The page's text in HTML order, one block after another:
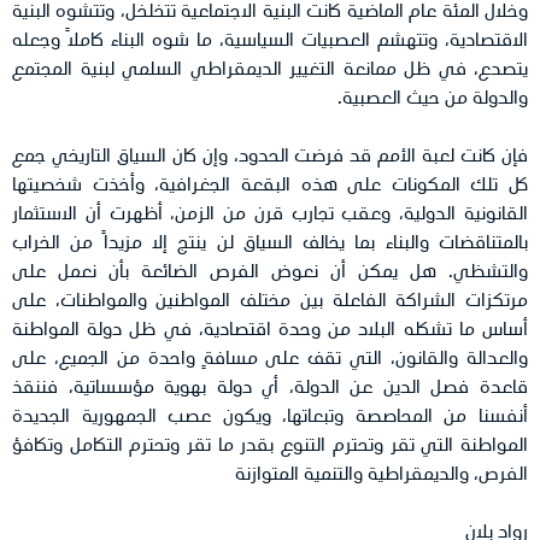
وخلال المئة عام الماضية كانت البنية الاجتماعية تتخلخل، وتتشوه البنية
الاقتصادية، وتتهشم العصبيات السياسية، ما شوه البناء كاملاً وجعله
يتصدع، في ظل ممانعة التغيير الديمقراطي السلمي لبنية المجتمع
والدولة من حيث العصبية.
فإن كانت لعبة الأمم قد فرضت الحدود، وإن كان السياق التاريخي جمع
كل تلك المكونات على هذه البقعة الجغرافية، وأخذت شخصيتها
القانونية الدولية، وعقب تجارب قرن من الزمن، أظهرت أن الاستثمار
بالمتناقضات والبناء بما يخالف السياق لن ينتج إلا مزيداً من الخراب
والتشظي. هل يمكن أن نعوض الفرص الضائعة بأن نعمل على
مرتكزات الشراكة الفاعلة بين مختلف المواطنين والمواطنات، على
أساس ما تشكله البلاد من وحدة اقتصادية، في ظل دولة المواطنة
والعدالة والقانون، التي تقف على مسافةٍ واحدة من الجميع، على
قاعدة فصل الدين عن الدولة، أي دولة بهوية مؤسساتية، فننقذ
أنفسنا من المحاصصة وتبعاتها، ويكون عصب الجمهورية الجديدة
المواطنة التي تقر وتحترم التنوع بقدر ما تقر وتحترم التكامل وتكافؤ
الفرص، والديمقراطية والتنمية المتوازنة
رواد بلان